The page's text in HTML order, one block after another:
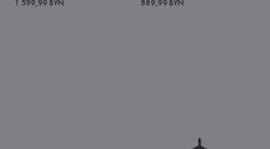
1 599,99 BYN 889,99 BYN